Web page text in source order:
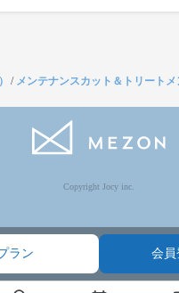
ラン 会員
/ メンテナンスカット＆トリートメ
Copyright Jocy inc.